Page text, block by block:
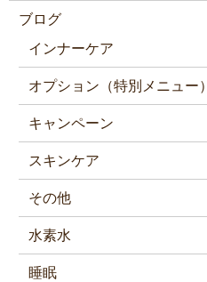
ブログ
インナーケア
オプション（特別メニュー）
キャンペーン
スキンケア
その他
水素水
睡眠